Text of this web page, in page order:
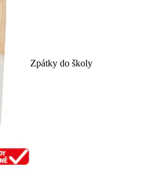
Zpátky do školy